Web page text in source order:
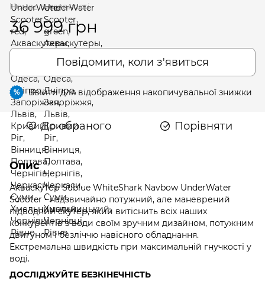
Немає в наявності
36 999 грн
Повідомити, коли з'явиться
% Ввійтидля відображення накопичувальної знижки
До обраного Порівняти
Опис
Акваскутер Sublue WhiteShark Navbow UnderWater
Scooter - надзвичайно потужний, але маневрений
підводний скутер, який витіснить всіх наших
конкурентів з води своїм зручним дизайном, потужним
двигуном і безліччю навісного обладнання.
Екстремальна швидкість при максимальній гнучкості у
воді.
ДОСЛІДЖУЙТЕ БЕЗКІНЕЧНІСТЬ